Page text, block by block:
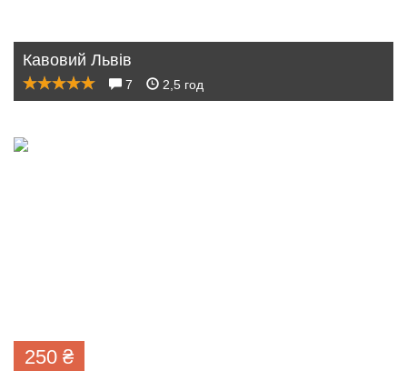
Кавовий Львів
7 2,5 год
250 ₴